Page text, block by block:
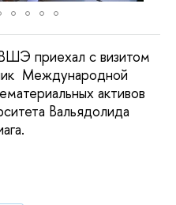
приехал с визитом
Международной
активов
Вальядолида